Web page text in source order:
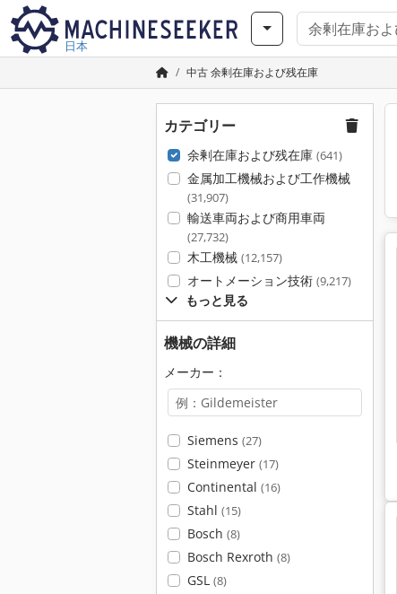
日本
中古 余剰在庫および残在庫
カテゴリー
余剰在庫および残在庫 (641)
金属加工機械および工作機械
(31,907)
輸送車両および商用車両
(27,732)
木工機械 (12,157)
オートメーション技術 (9,217)
もっと見る
機械の詳細
メーカー：
Siemens (27)
Steinmeyer (17)
Continental (16)
Stahl (15)
Bosch (8)
Bosch Rexroth (8)
GSL (8)